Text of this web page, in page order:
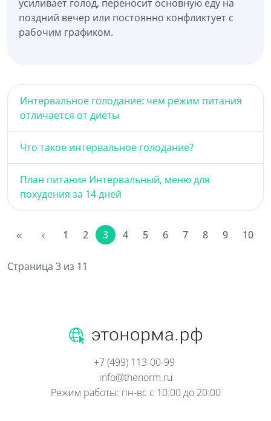
усиливает голод, переносит основную еду на
поздний вечер или постоянно конфликтует с
рабочим графиком.
Интервальное голодание: чем режим питания
отличается от диеты
Что такое интервальное голодание?
План питания Интервальный, меню для
похудения за 14 дней
1 2 3 4 5 6 7 8 9 10
Страница 3 из 11
+7 (499) 113-00-99
info@thenorm.ru
Режим работы: пн-вс с 10:00 до 20:00